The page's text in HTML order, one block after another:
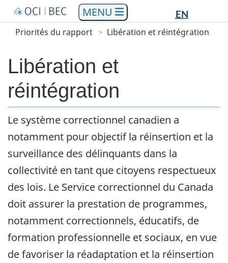
Aller
au
contenu
Skip
to
"About
Passer
à
la
HTML
simplifiée
Menu
EN
You
here
Priorités du rapport Libération et réintégration
Libération et
réintégration
Description
Le système correctionnel canadien a
notamment pour objectif la réinsertion et la
surveillance des délinquants dans la
collectivité en tant que citoyens respectueux
des lois. Le Service correctionnel du Canada
doit assurer la prestation de programmes,
notamment correctionnels, éducatifs, de
formation professionnelle et sociaux, en vue
de favoriser la réadaptation et la réinsertion